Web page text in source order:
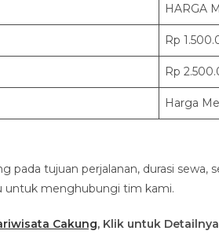
HARGA
Rp
Rp
Harga
pada tujuan perjalanan, durasi
untuk menghubungi tim kami.
Cakung, Klik untuk